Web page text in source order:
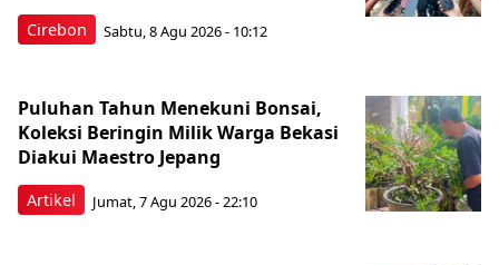
Cirebon Sabtu, 8 Agu 2026 - 10:12
Artikel
Puluhan Tahun Menekuni Bonsai,
Koleksi Beringin Milik Warga Bekasi
Diakui Maestro Jepang
Jumat, 7 Agu 2026 - 22:10